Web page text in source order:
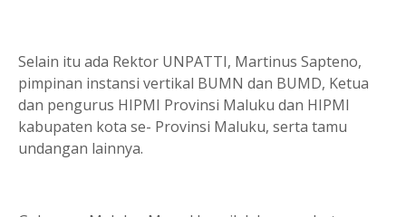
Selain itu ada Rektor UNPATTI, Martinus Sapteno,
pimpinan instansi vertikal BUMN dan BUMD, Ketua
dan pengurus HIPMI Provinsi Maluku dan HIPMI
kabupaten kota se- Provinsi Maluku, serta tamu
undangan lainnya.